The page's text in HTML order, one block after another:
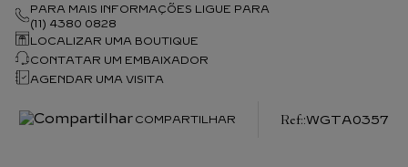
PARA MAIS INFORMAÇÕES LIGUE PARA
(11) 4380 0828
LOCALIZAR UMA BOUTIQUE
CONTATAR UM EMBAIXADOR
AGENDAR UMA VISITA
COMPARTILHAR :WGTA0357